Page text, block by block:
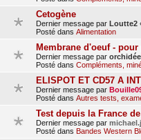
Cetogène
Dernier message par Loutte2
Posté dans Alimentation
Membrane d'oeuf -
Dernier message par orchidée
Posté dans Compléments,
ELISPOT ET CD57 A
Dernier message par
Posté dans Autres tests,
Test depuis la France
Dernier message par
Posté dans Bandes Western